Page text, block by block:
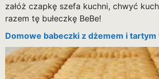
załóż czapkę szefa kuchni, chwyć
razem tę bułeczkę BeBe!
Domowe babeczki z dżemem i